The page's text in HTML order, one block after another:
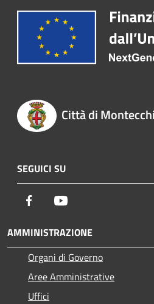
Città di
SEGUICI SU
Facebook
AMMINISTRAZIONE
Organi di Governo
Aree Amministrative
Uffici